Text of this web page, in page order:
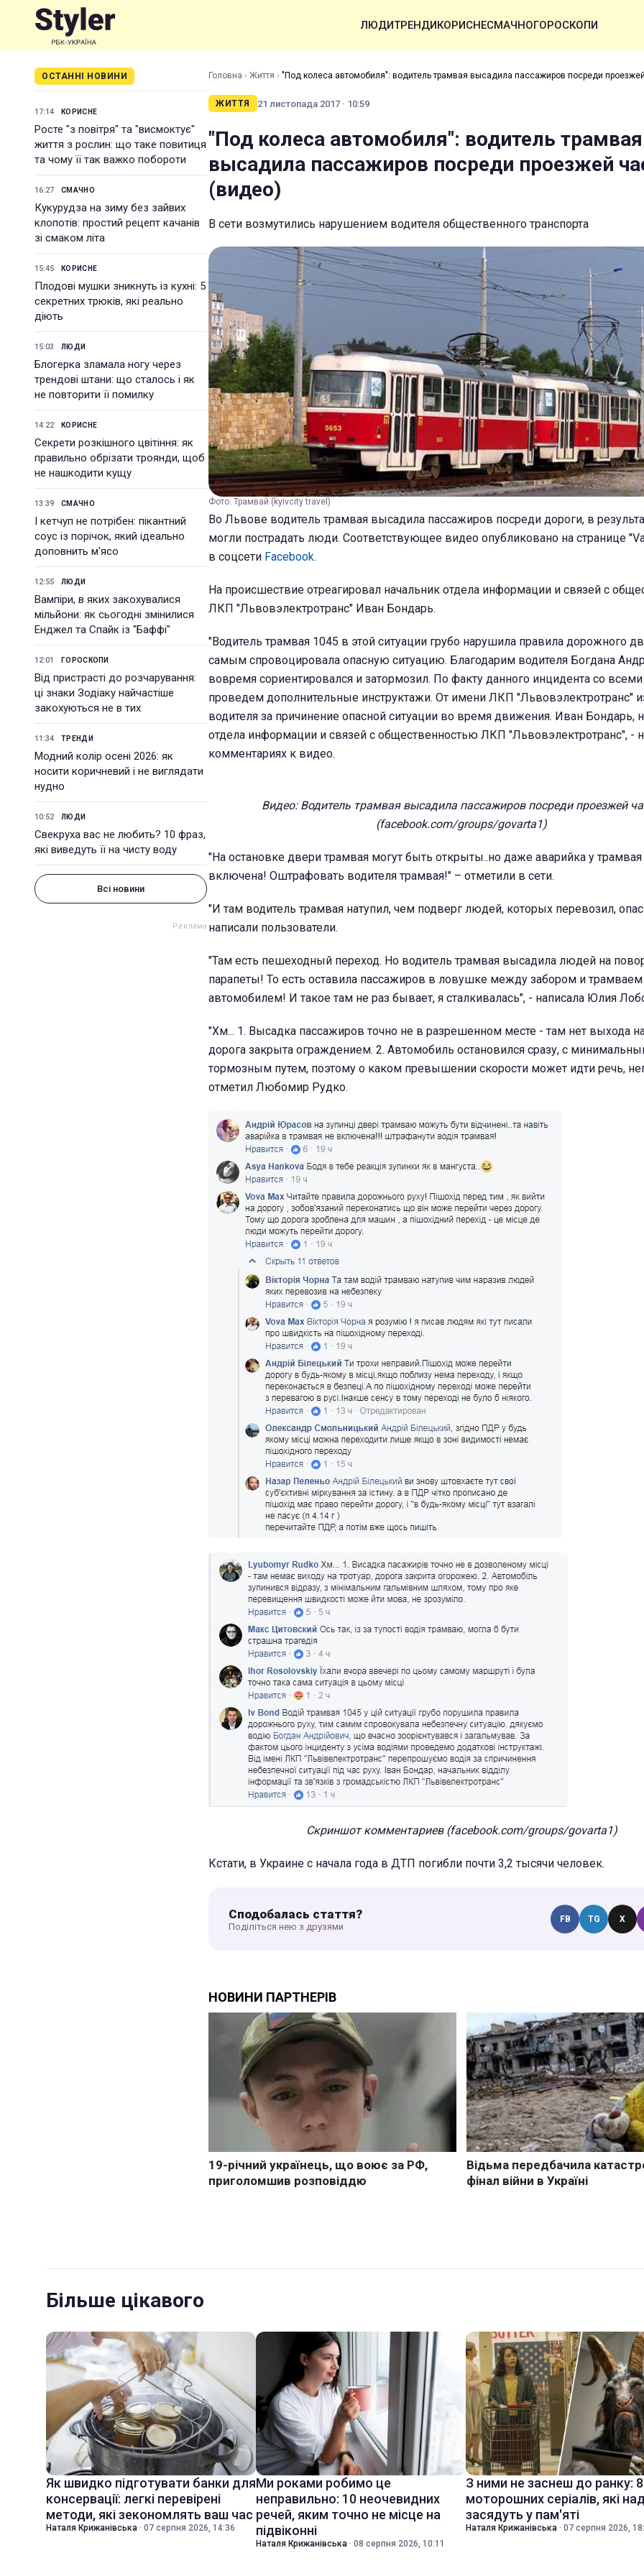
ЛЮДИТРЕНДИКОРИСНЕСМАЧНОГОРОСКОПИ
ОСТАННІ НОВИНИ
17:14 КОРИСНЕ
Росте "з повітря" та "висмоктує"
життя з рослин: що таке повитиця
та чому її так важко побороти
16:27 СМАЧНО
Кукурудза на зиму без зайвих
клопотів: простий рецепт качанів
зі смаком літа
15:45 КОРИСНЕ
Плодові мушки зникнуть із кухні: 5
секретних трюків, які реально
діють
15:03 ЛЮДИ
Блогерка зламала ногу через
трендові штани: що сталось і як
не повторити її помилку
14:22 КОРИСНЕ
Секрети розкішного цвітіння: як
правильно обрізати троянди, щоб
не нашкодити кущу
13:39 СМАЧНО
І кетчуп не потрібен: пікантний
соус із порічок, який ідеально
доповнить м'ясо
12:55 ЛЮДИ
Вампіри, в яких закохувалися
мільйони: як сьогодні змінилися
Енджел та Спайк із "Баффі"
12:01 ГОРОСКОПИ
Від пристрасті до розчарування:
ці знаки Зодіаку найчастіше
закохуються не в тих
11:34 ТРЕНДИ
Модний колір осені 2026: як
носити коричневий і не виглядати
нудно
10:52 ЛЮДИ
Свекруха вас не любить? 10 фраз,
які виведуть її на чисту воду
Всі новини
Головна › Життя › "Под колеса автомобиля": водитель трамвая высадила пассажиров посреди
ЖИТТЯ 21 листопада 2017 · 10:59
"Под колеса автомобиля": водитель трамвая
высадила пассажиров посреди проезжей
(видео)
В сети возмутились нарушением водителя общественного транспорта
Фото: Трамвай (kyivcity travel)
Во Львове водитель трамвая высадила пассажиров посреди дороги, в
могли пострадать люди. Соответствующее видео опубликовано на странице
в соцсети Facebook.
На происшествие отреагировал начальник отдела информации и связей с
ЛКП "Львовэлектротранс" Иван Бондарь.
"Водитель трамвая 1045 в этой ситуации грубо нарушила правила дорожного
самым спровоцировала опасную ситуацию. Благодарим водителя Богдана
вовремя сориентировался и затормозил. По факту данного инцидента со
проведем дополнительные инструктажи. От имени ЛКП "Львовэлектротранс"
водителя за причинение опасной ситуации во время движения. Иван Бондарь,
отдела информации и связей с общественностью ЛКП "Львовэлектротранс", -
комментариях к видео.
Видео: Водитель трамвая высадила пассажиров посреди проезжей
(facebook.com/groups/govarta1)
"На остановке двери трамвая могут быть открыты..но даже аварийка у
включена! Оштрафовать водителя трамвая!" – отметили в сети.
"И там водитель трамвая натупил, чем подверг людей, которых перевозил,
написали пользователи.
"Там есть пешеходный переход. Но водитель трамвая высадила людей на
парапеты! То есть оставила пассажиров в ловушке между забором и
автомобилем! И такое там не раз бывает, я сталкивалась", - написала Юлия
"Хм... 1. Высадка пассажиров точно не в разрешенном месте - там нет выхода на
дорога закрыта ограждением. 2. Автомобиль остановился сразу, с
тормозным путем, поэтому о каком превышении скорости может идти речь,
отметил Любомир Рудко.
Скриншот комментариев (facebook.com/groups/govarta1)
Кстати, в Украине с начала года в ДТП погибли почти 3,2 тысячи человек.
Сподобалась стаття?
Поділіться нею з друзями
FB TG X
Більше цікавого
Як швидко підготувати банки для
консервації: легкі перевірені
методи, які зекономлять ваш час
Наталя Крижанівська · 07 серпня 2026, 14:36
Ми роками робимо це
неправильно: 10 неочевидних
речей, яким точно не місце на
підвіконні
Наталя Крижанівська · 08 серпня 2026, 10:11
З ними не заснеш до ранку: 8
моторошних серіалів, які
засядуть у пам'яті
Наталя Крижанівська · 07 серпня 2026,